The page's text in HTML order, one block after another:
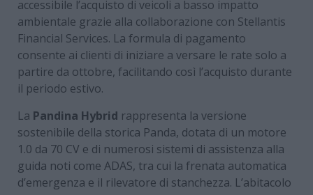
accessibile l’acquisto di veicoli a basso impatto
ambientale grazie alla collaborazione con Stellantis
Financial Services. La formula di pagamento
consente ai clienti di iniziare a versare le rate solo a
partire da ottobre, facilitando così l’acquisto durante
il periodo estivo.
La Pandina Hybrid rappresenta la versione
sostenibile della storica Panda, dotata di un motore
1.0 da 70 CV e di numerosi sistemi di assistenza alla
guida noti come ADAS, tra cui la frenata automatica
d’emergenza e il rilevatore di stanchezza. L’abitacolo